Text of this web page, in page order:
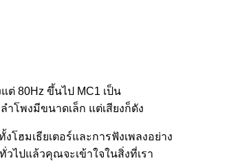
80Hz ขึ้นไป MC1 เป็น
โพงมีขนาดเล็ก แต่เสียงก็ดัง
ฮมเธียเตอร์และการฟังเพลงอย่าง
วไปแล้วคุณจะเข้าใจในสิ่งที่เรา